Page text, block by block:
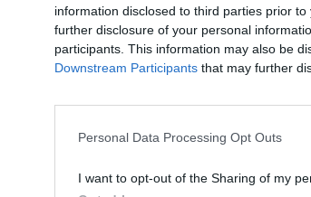
information disclosed to third parties prior
further disclosure of your personal
participants. This information may also be
Downstream Participants that may further
Personal Data Processing Opt Outs
I want to opt-out of the Sharing of my